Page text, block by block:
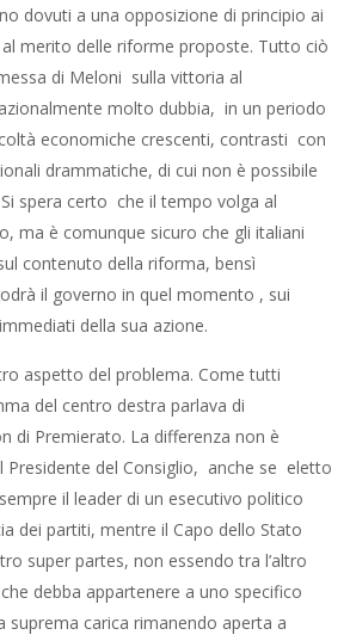
dovuti a una opposizione di principio ai
merito delle riforme proposte. Tutto ciò
di Meloni sulla vittoria al
molto dubbia, in un periodo
economiche crescenti, contrasti con
drammatiche, di cui non è possibile
spera certo che il tempo volga al
ma è comunque sicuro che gli italiani
contenuto della riforma, bensì
il governo in quel momento , sui
della sua azione.
aspetto del problema. Come tutti
del centro destra parlava di
di Premierato. La differenza non è
Presidente del Consiglio, anche se eletto
il leader di un esecutivo politico
dei partiti, mentre il Capo dello Stato
super partes, non essendo tra l’altro
debba appartenere a uno specifico
carica rimanendo aperta a